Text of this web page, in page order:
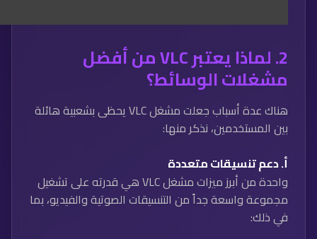
2. لماذا يعتبر VLC من أفضل
مشغلات الوسائط؟
هناك عدة أسباب جعلت مشغل VLC يحظى بشعبية هائلة
بين المستخدمين، نذكر منها:
أ.دعم تنسيقات متعددة
واحدة من أبرز ميزات مشغل VLC هي قدرته على تشغيل
مجموعة واسعة جداً من التنسيقات الصوتية والفيديو، بما
في ذلك: